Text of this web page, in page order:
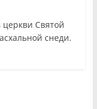
церкви Святой
снеди.